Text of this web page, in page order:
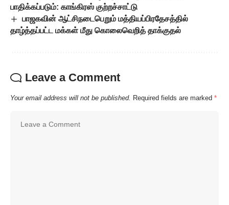
பாதிக்கப்படும்: காங்கிரஸ் குற்றச்சாட்டு
பாஜகவின் ஆட்சிநடைபெறும் மத்தியப்பிரதேசத்தில்
தாழ்த்தப்பட்ட மக்கள் மீது கொலைவெறித் தாக்குதல்
Leave a Comment
Your email address will not be published. Required fields are marked *